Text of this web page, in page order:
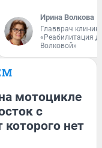
Ирина Волкова
Главврач
«Реабилитация
Волковой»
мотоцикле
с
нет